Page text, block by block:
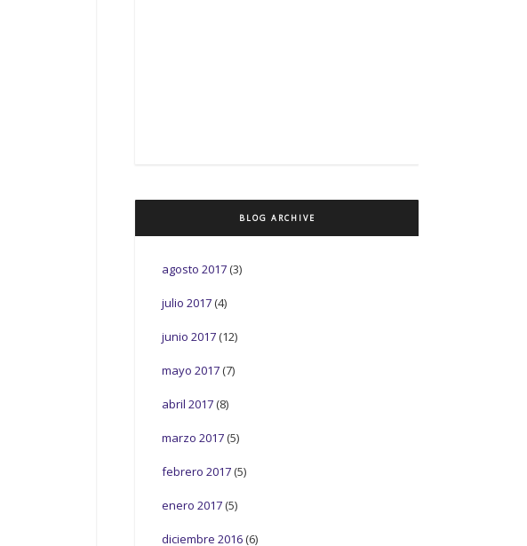
BLOG ARCHIVE
agosto 2017 (3)
julio 2017 (4)
junio 2017 (12)
mayo 2017 (7)
abril 2017 (8)
marzo 2017 (5)
febrero 2017 (5)
enero 2017 (5)
diciembre 2016 (6)